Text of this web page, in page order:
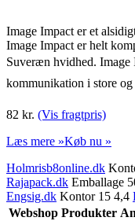
Image Impact er et
Image Impact er helt
Suveræn hvidhed.
kommunikation i store og
82 kr. (Vis fragtpris)
Læs mere »Køb nu »
Holmrisb8online.dk
Rajapack.dk Emballage
Engsig.dk Kontor 15 4,4
Webshop Produkter